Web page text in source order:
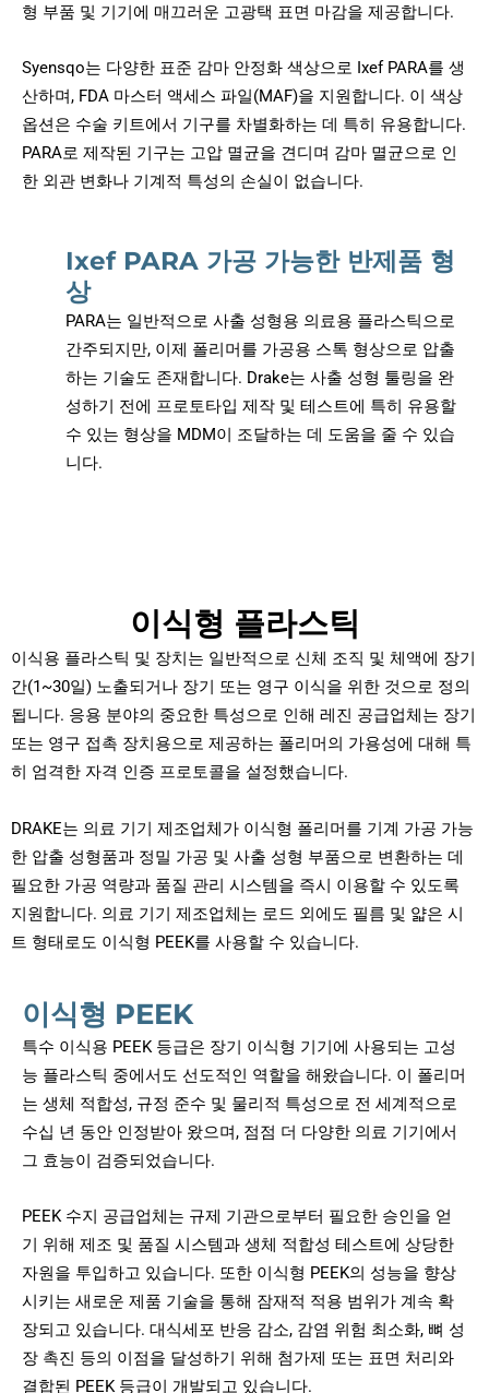
형 부품 및 기기에 매끄러운 고광택 표면 마감을 제공합니다.
Syensqo는 다양한 표준 감마 안정화 색상으로 Ixef PARA를 생
산하며, FDA 마스터 액세스 파일(MAF)을 지원합니다. 이 색상
옵션은 수술 키트에서 기구를 차별화하는 데 특히 유용합니다.
PARA로 제작된 기구는 고압 멸균을 견디며 감마 멸균으로 인
한 외관 변화나 기계적 특성의 손실이 없습니다.
Ixef PARA 가공 가능한 반제품 형
상
PARA는 일반적으로 사출 성형용 의료용 플라스틱으로
간주되지만, 이제 폴리머를 가공용 스톡 형상으로 압출
하는 기술도 존재합니다. Drake는 사출 성형 툴링을 완
성하기 전에 프로토타입 제작 및 테스트에 특히 유용할
수 있는 형상을 MDM이 조달하는 데 도움을 줄 수 있습
니다.
이식형 플라스틱
이식용 플라스틱 및 장치는 일반적으로 신체 조직 및 체액에 장기
간(1~30일) 노출되거나 장기 또는 영구 이식을 위한 것으로 정의
됩니다. 응용 분야의 중요한 특성으로 인해 레진 공급업체는 장기
또는 영구 접촉 장치용으로 제공하는 폴리머의 가용성에 대해 특
히 엄격한 자격 인증 프로토콜을 설정했습니다.
DRAKE는 의료 기기 제조업체가 이식형 폴리머를 기계 가공 가능
한 압출 성형품과 정밀 가공 및 사출 성형 부품으로 변환하는 데
필요한 가공 역량과 품질 관리 시스템을 즉시 이용할 수 있도록
지원합니다. 의료 기기 제조업체는 로드 외에도 필름 및 얇은 시
트 형태로도 이식형 PEEK를 사용할 수 있습니다.
이식형 PEEK
특수 이식용 PEEK 등급은 장기 이식형 기기에 사용되는 고성
능 플라스틱 중에서도 선도적인 역할을 해왔습니다. 이 폴리머
는 생체 적합성, 규정 준수 및 물리적 특성으로 전 세계적으로
수십 년 동안 인정받아 왔으며, 점점 더 다양한 의료 기기에서
그 효능이 검증되었습니다.
PEEK 수지 공급업체는 규제 기관으로부터 필요한 승인을 얻
기 위해 제조 및 품질 시스템과 생체 적합성 테스트에 상당한
자원을 투입하고 있습니다. 또한 이식형 PEEK의 성능을 향상
시키는 새로운 제품 기술을 통해 잠재적 적용 범위가 계속 확
장되고 있습니다. 대식세포 반응 감소, 감염 위험 최소화, 뼈 성
장 촉진 등의 이점을 달성하기 위해 첨가제 또는 표면 처리와
결합된 PEEK 등급이 개발되고 있습니다.